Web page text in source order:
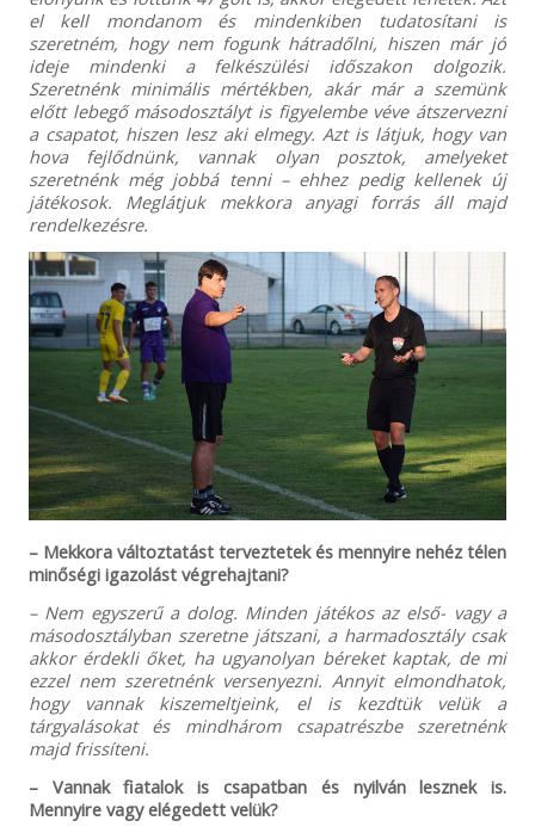
el kell mondanom és mindenkiben tudatosítani is
szeretném, hogy nem fogunk hátradőlni, hiszen már jó
ideje mindenki a felkészülési időszakon dolgozik.
Szeretnénk minimális mértékben, akár már a szemünk
előtt lebegő másodosztályt is figyelembe véve átszervezni
a csapatot, hiszen lesz aki elmegy. Azt is látjuk, hogy van
hova fejlődnünk, vannak olyan posztok, amelyeket
szeretnénk még jobbá tenni – ehhez pedig kellenek új
játékosok. Meglátjuk mekkora anyagi forrás áll majd
rendelkezésre.
– Mekkora változtatást terveztetek és mennyire nehéz télen
minőségi igazolást végrehajtani?
– Nem egyszerű a dolog. Minden játékos az első- vagy a
másodosztályban szeretne játszani, a harmadosztály csak
akkor érdekli őket, ha ugyanolyan béreket kaptak, de mi
ezzel nem szeretnénk versenyezni. Annyit elmondhatok,
hogy vannak kiszemeltjeink, el is kezdtük velük a
tárgyalásokat és mindhárom csapatrészbe szeretnénk
majd frissíteni.
– Vannak fiatalok is csapatban és nyilván lesznek is.
Mennyire vagy elégedett velük?